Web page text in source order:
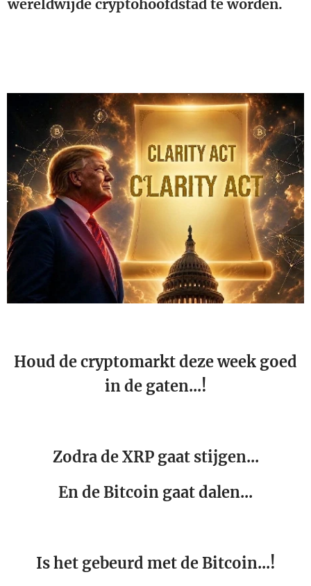
wereldwijde cryptohoofdstad te worden. 🇺🇸
Houd de cryptomarkt deze week goed
in de gaten...!
Zodra de XRP gaat stijgen...
En de Bitcoin gaat dalen...
Is het gebeurd met de Bitcoin...!